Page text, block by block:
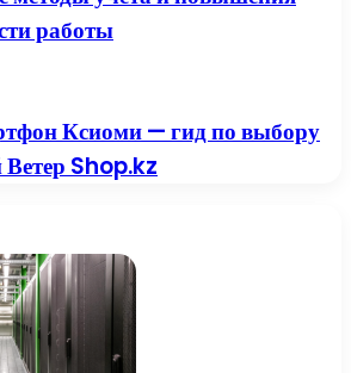
работы
Ксиоми — гид по выбору
Shop.kz